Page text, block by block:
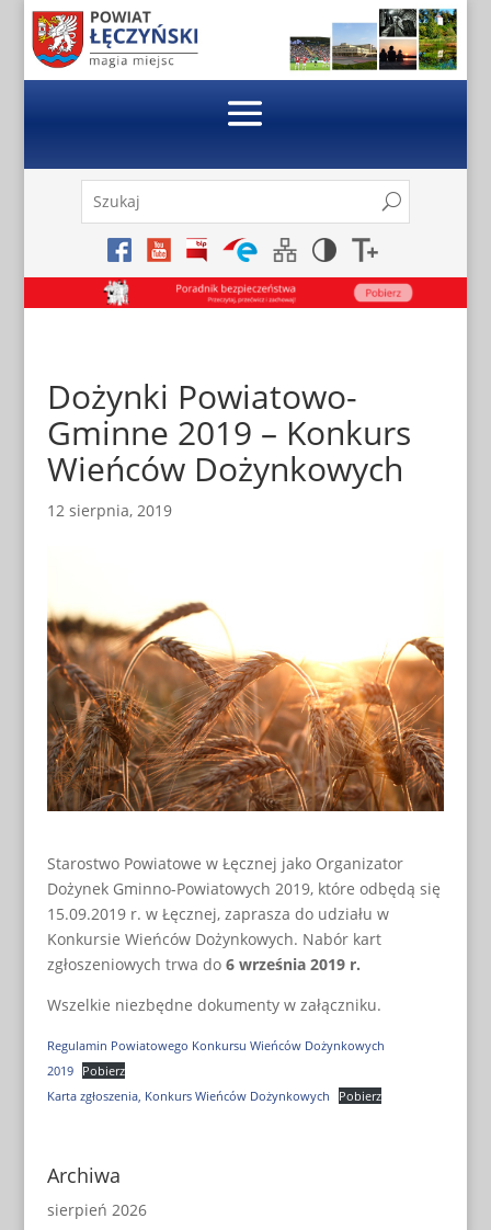
Skip
content
for...
Dożynki Powiatowo-
Gminne 2019 – Konkurs
Wieńców Dożynkowych
12 sierpnia, 2019
Starostwo Powiatowe w Łęcznej jako Organizator
Dożynek Gminno-Powiatowych 2019, które odbędą się
15.09.2019 r. w Łęcznej, zaprasza do udziału w
Konkursie Wieńców Dożynkowych. Nabór kart
zgłoszeniowych trwa do 6 września 2019 r.
Wszelkie niezbędne dokumenty w załączniku.
Regulamin Powiatowego Konkursu Wieńców Dożynkowych
2019
Pobierz
Karta zgłoszenia, Konkurs Wieńców Dożynkowych
Pobierz
Archiwa
sierpień 2026